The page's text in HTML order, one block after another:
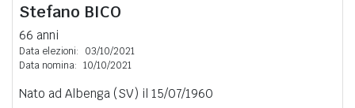
Stefano BICO
66 anni
Data elezioni:
03/10/2021
Data nomina: 10/10/2021
Nato ad Albenga (SV) il 15/07/1960